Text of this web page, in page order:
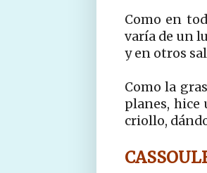
Como en
varía de un
y en otros
Como la
planes,
criollo,